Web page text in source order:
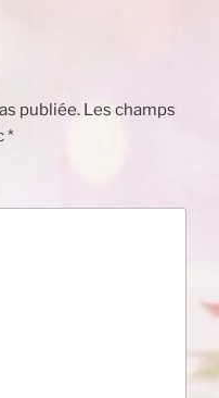
publiée. Les champs
*